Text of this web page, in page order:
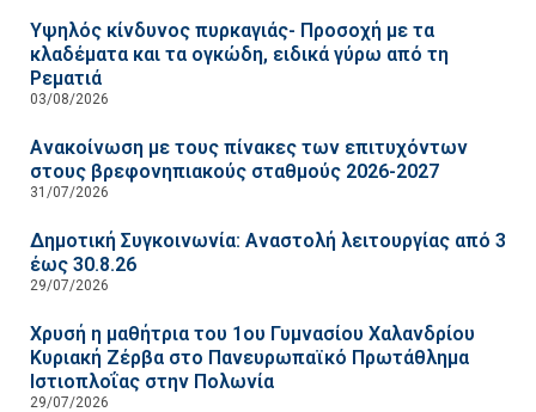
Υψηλός κίνδυνος πυρκαγιάς- Προσοχή με τα
κλαδέματα και τα ογκώδη, ειδικά γύρω από τη
Ρεματιά
03/08/2026
Ανακοίνωση με τους πίνακες των επιτυχόντων
στους βρεφονηπιακούς σταθμούς 2026-2027
31/07/2026
Δημοτική Συγκοινωνία: Αναστολή λειτουργίας από 3
έως 30.8.26
29/07/2026
Χρυσή η μαθήτρια του 1ου Γυμνασίου Χαλανδρίου
Κυριακή Ζέρβα στο Πανευρωπαϊκό Πρωτάθλημα
Ιστιοπλοΐας στην Πολωνία
29/07/2026